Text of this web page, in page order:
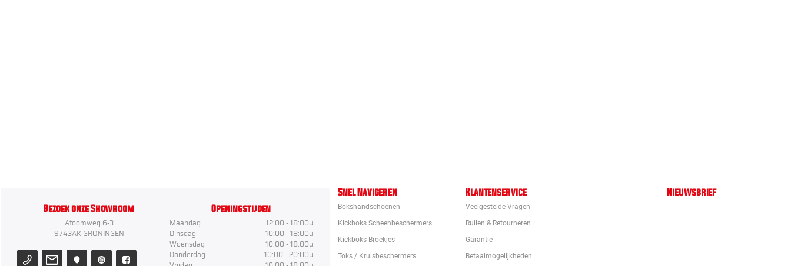
Bezoek onze Showroom
Atoomweg 6-3
9743AK GRONINGEN
Openingstijden
Maandag
12:00 - 18:00u
Dinsdag
10:00 - 18:00u
Woensdag
10:00 - 18:00u
Donderdag
10:00 - 20:00u
Snel Navigeren
Bokshandschoenen
Kickboks Scheenbeschermers
Kickboks Broekjes
Toks / Kruisbeschermers
Klantenservice
Veelgestelde Vragen
Ruilen & Retourneren
Garantie
Betaalmogelijkheden
Nieuwsbrief